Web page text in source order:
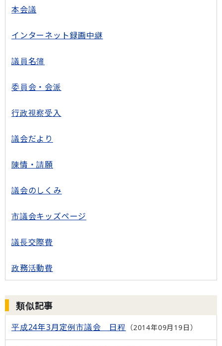
本会議
インターネット録画中継
議員名簿
委員会・会派
行政視察受入
議会だより
陳情・請願
議会のしくみ
市議会キッズページ
議長交際費
政務活動費
類似記事
平成24年3月定例市議会 日程 2014年09月19日